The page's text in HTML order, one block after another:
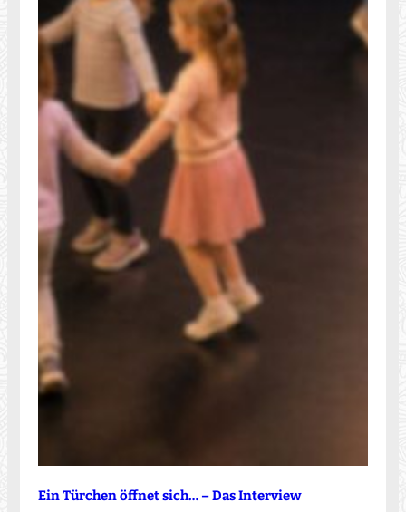
Ein Türchen öffnet sich… – Das Interview